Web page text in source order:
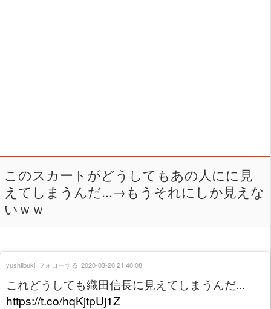
このスカートがどうしてもあの人にに見
えてしまうんだ...→もうそれにしか見えな
いｗｗ
これどうしても織田信長に見えてしまうんだ...
https://t.co/hqKjtpUj1Z
yushiibuki フォローする 2020-03-20 21:40:08